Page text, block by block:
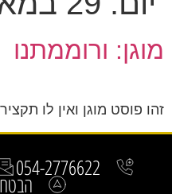
מוגן: ורוממתנו
זהו פוסט מוגן ואין לו
054-2776622